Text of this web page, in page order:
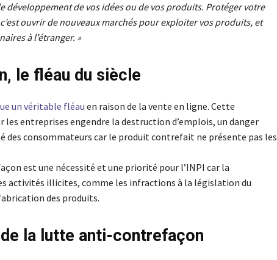
développement de vos idées ou de vos produits. Protéger votre
ouvrir de nouveaux marchés pour exploiter vos produits, et
à l’étranger. »
le fléau du siècle
un véritable fléau en raison de la vente en ligne. Cette
les entreprises engendre la destruction d’emplois, un danger
des consommateurs car le produit contrefait ne présente pas les
est une nécessité et une priorité pour l’INPI car la
activités illicites, comme les infractions à la législation du
des produits.
de la lutte anti-contrefaçon